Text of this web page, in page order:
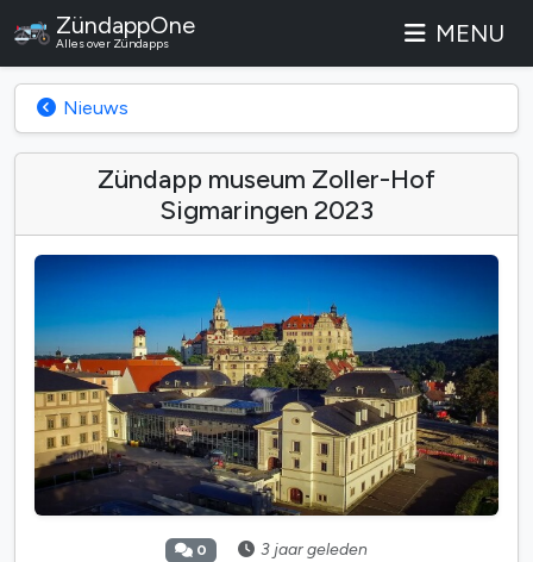
ZündappOne
Alles over Zündapps MENU
Nieuws
Zündapp museum Zoller-Hof
Sigmaringen 2023
0 3 jaar geleden